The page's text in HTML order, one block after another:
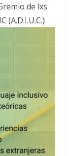
de lxs
(A.D.I.U.C.)